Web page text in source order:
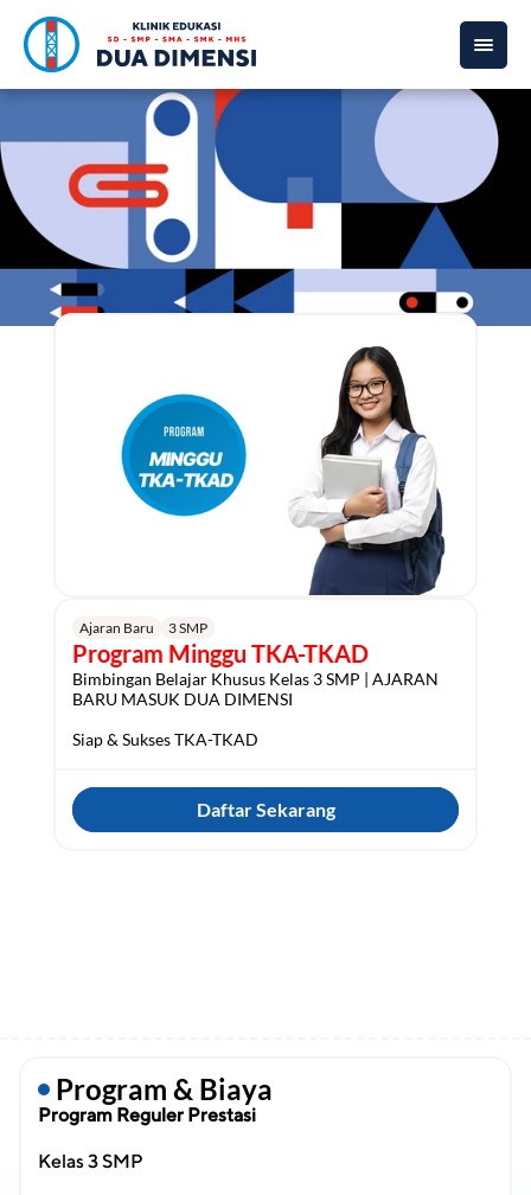
Ajaran Baru 3 SMP
Program Minggu TKA-TKAD
Bimbingan Belajar Khusus Kelas 3 SMP | AJARAN
BARU MASUK DUA DIMENSI
Siap & Sukses TKA-TKAD
Daftar Sekarang
Program & Biaya
Program Reguler Prestasi
Kelas 3 SMP